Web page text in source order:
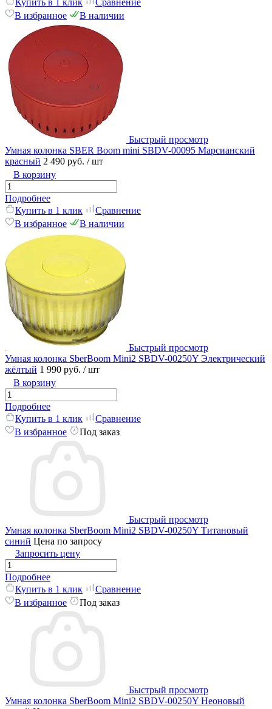
В избранное
В наличии
Быстрый просмотр
Умная колонка SBER Boom mini SBDV-00095 Марсианский
красный 2 490 руб. / шт
В корзину
Подробнее
Купить в 1 клик
Сравнение
В избранное
В наличии
Быстрый просмотр
Умная колонка SberBoom Mini2 SBDV-00250Y Электрический
жёлтый 1 990 руб. / шт
В корзину
Подробнее
Купить в 1 клик
Сравнение
В избранное
Под заказ
Быстрый просмотр
Умная колонка SberBoom Mini2 SBDV-00250Y Титановый
синий Цена по запросу
Запросить цену
Подробнее
Купить в 1 клик
Сравнение
В избранное
Под заказ
Быстрый просмотр
Умная колонка SberBoom Mini2 SBDV-00250Y Неоновый